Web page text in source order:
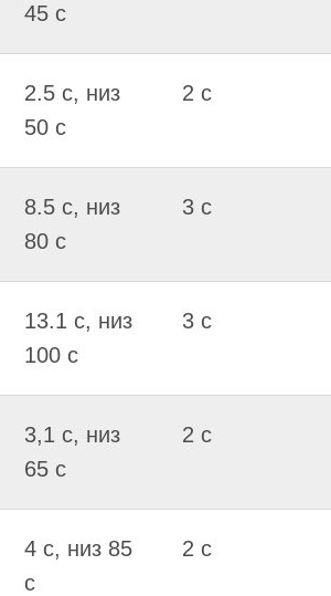
45 c
2.5 c, низ
50 c
2 c
8.5 c, низ
80 c
3 c
13.1 c, низ
100 c
3 c
3,1 c, низ
65 c
2 c
4 c, низ 85
c
2 c